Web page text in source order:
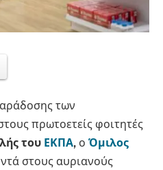
των
πρωτοετείς φοιτητές
του ΕΚΠΑ, ο Όμιλος
στους αυριανούς